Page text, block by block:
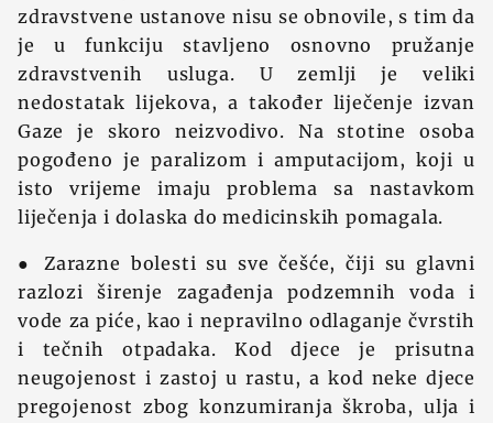
zdravstvene ustanove nisu se obnovile, s tim da
je u funkciju stavljeno osnovno pružanje
zdravstvenih usluga. U zemlji je veliki
nedostatak lijekova, a također liječenje izvan
Gaze je skoro neizvodivo. Na stotine osoba
pogođeno je paralizom i amputacijom, koji u
isto vrijeme imaju problema sa nastavkom
liječenja i dolaska do medicinskih pomagala.
● Zarazne bolesti su sve češće, čiji su glavni
razlozi širenje zagađenja podzemnih voda i
vode za piće, kao i nepravilno odlaganje čvrstih
i tečnih otpadaka. Kod djece je prisutna
neugojenost i zastoj u rastu, a kod neke djece
pregojenost zbog konzumiranja škroba, ulja i